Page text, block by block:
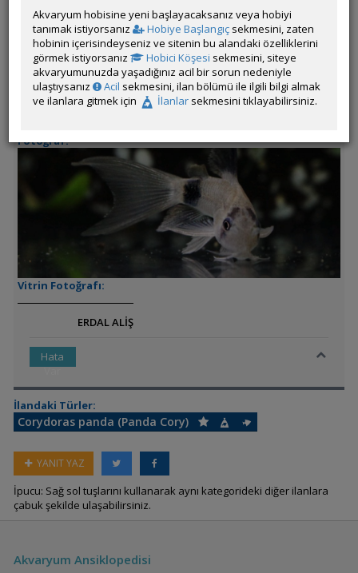
İl / İlçe / Semt:Istanbul / Kartal / Ugurmumcu
İrtibat Bilgileri:05353272515
Nakliye ile İlgili Ek Bilgiler:
Satılan Canlı:Corydoras panda tül kuyruk (Panda Cory)
Adet Fiyatı:300tl
Adedi:20 adet
Damızlık
Fotoğraf:
Vitrin Fotoğrafı:
ERDAL ALİŞ
Hata
Var
İlandaki Türler:
Corydoras panda (Panda Cory)
YANIT YAZ
İpucu: Sağ sol tuşlarını kullanarak aynı kategorideki diğer ilanlara
çabuk şekilde ulaşabilirsiniz.
Akvaryum Ansiklopedisi
Akvaryum hobisine yeni başlayacaksanız veya hobiyi
tanımak istiyorsanız
Hobiye Başlangıç sekmesini, zaten
hobinin içerisindeyseniz ve sitenin bu alandaki özelliklerini
görmek istiyorsanız
Hobici Köşesi sekmesini, siteye
akvaryumunuzda yaşadığınız acil bir sorun nedeniyle
ulaştıysanız
Acil sekmesini, ilan bölümü ile ilgili bilgi almak
ve ilanlara gitmek için
İlanlar sekmesini tıklayabilirsiniz.